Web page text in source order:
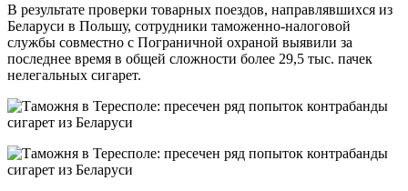
В результате проверки товарных поездов, направлявшихся из
Беларуси в Польшу, сотрудники таможенно-налоговой
службы совместно с Пограничной охраной выявили за
последнее время в общей сложности более 29,5 тыс. пачек
нелегальных сигарет.